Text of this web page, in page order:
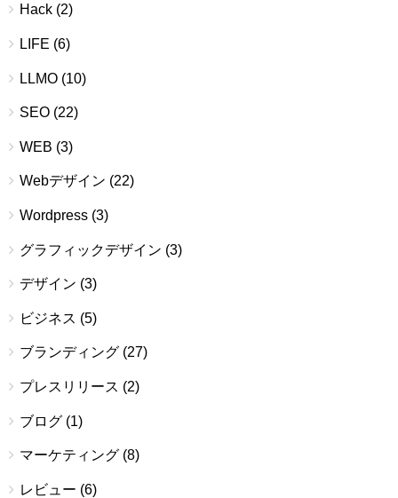
Hack (2)
LIFE (6)
LLMO (10)
SEO (22)
WEB (3)
Webデザイン (22)
Wordpress (3)
グラフィックデザイン (3)
デザイン (3)
ビジネス (5)
ブランディング (27)
プレスリリース (2)
ブログ (1)
マーケティング (8)
レビュー (6)